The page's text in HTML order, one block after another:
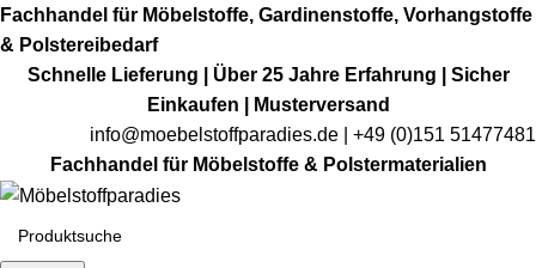
Fachhandel für Möbelstoffe, Gardinenstoffe, Vorhangstoffe
& Polstereibedarf
Schnelle Lieferung | Über 25 Jahre Erfahrung | Sicher
Einkaufen | Musterversand
info@moebelstoffparadies.de | +49 (0)151 51477481
Fachhandel für Möbelstoffe & Polstermaterialien